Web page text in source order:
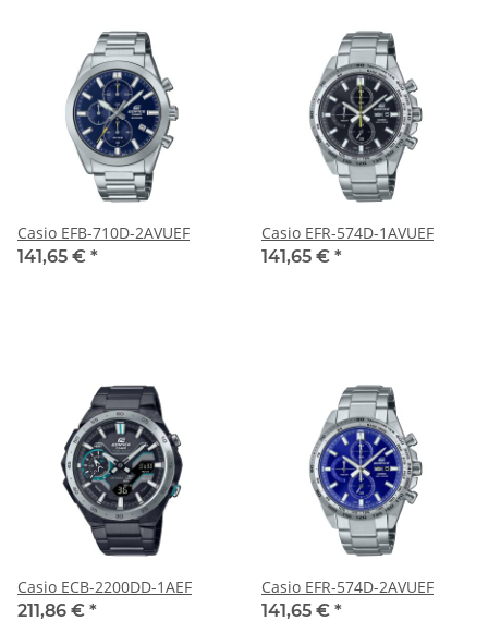
Casio EFB-710D-2AVUEF
141,65 € *
Casio EFR-574D-1AVUEF
141,65 € *
Casio ECB-2200DD-1AEF
211,86 € *
Casio EFR-574D-2AVUEF
141,65 € *